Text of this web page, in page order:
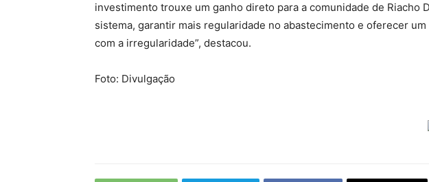
investimento trouxe um ganho direto para a comunidade de Riacho
sistema, garantir mais regularidade no abastecimento e oferecer
com a irregularidade”, destacou.
Foto: Divulgação